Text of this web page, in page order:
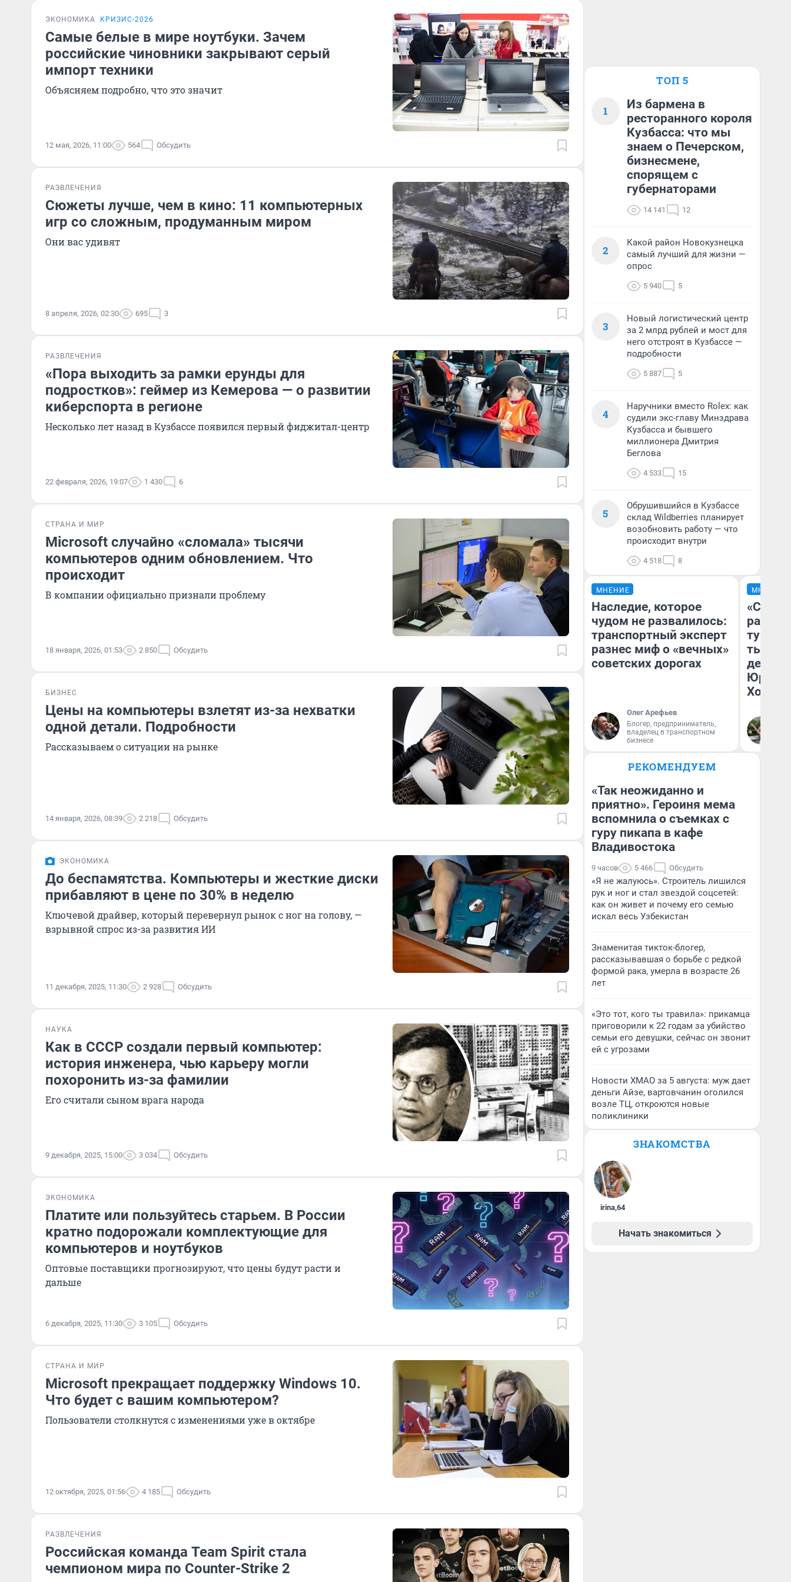
ЭКОНОМИКА КРИЗИС-2026
Самые белые в мире ноутбуки. Зачем
российские чиновники закрывают серый
импорт техники
Объясняем подробно, что это значит
12 мая, 2026, 11:00 564 Обсудить
РАЗВЛЕЧЕНИЯ
Сюжеты лучше, чем в кино: 11 компьютерных
игр со сложным, продуманным миром
Они вас удивят
8 апреля, 2026, 02:30 695 3
РАЗВЛЕЧЕНИЯ
«Пора выходить за рамки ерунды для
подростков»: геймер из Кемерова — о развитии
киберспорта в регионе
Несколько лет назад в Кузбассе появился первый фиджитал-центр
22 февраля, 2026, 19:07 1 430 6
СТРАНА И МИР
Microsoft случайно «сломала» тысячи
компьютеров одним обновлением. Что
происходит
В компании официально признали проблему
18 января, 2026, 01:53 2 850 Обсудить
БИЗНЕС
Цены на компьютеры взлетят из-за нехватки
одной детали. Подробности
Рассказываем о ситуации на рынке
14 января, 2026, 08:39 2 218 Обсудить
ЭКОНОМИКА
До беспамятства. Компьютеры и жесткие диски
прибавляют в цене по 30% в неделю
Ключевой драйвер, который перевернул рынок с ног на голову, —
взрывной спрос из-за развития ИИ
11 декабря, 2025, 11:30 2 928 Обсудить
НАУКА
Как в СССР создали первый компьютер:
история инженера, чью карьеру могли
похоронить из-за фамилии
Его считали сыном врага народа
9 декабря, 2025, 15:00 3 034 Обсудить
ЭКОНОМИКА
Платите или пользуйтесь старьем. В России
кратно подорожали комплектующие для
компьютеров и ноутбуков
Оптовые поставщики прогнозируют, что цены будут расти и
дальше
6 декабря, 2025, 11:30 3 105 Обсудить
СТРАНА И МИР
Microsoft прекращает поддержку Windows 10.
Что будет с вашим компьютером?
Пользователи столкнутся с изменениями уже в октябре
12 октября, 2025, 01:56 4 185 Обсудить
РАЗВЛЕЧЕНИЯ
Российская команда Team Spirit стала
чемпионом мира по Counter-Strike 2
ТОП 5
1
Из бармена в
ресторанного короля
Кузбасса: что мы
знаем о Печерском,
бизнесмене,
спорящем с
губернаторами
14 141 12
2
Какой район Новокузнецка
самый лучший для жизни —
опрос
5 940 5
3
Новый логистический центр
за 2 млрд рублей и мост для
него отстроят в Кузбассе —
подробности
5 887 5
4
Наручники вместо Rolex: как
судили экс-главу Минздрава
Кузбасса и бывшего
миллионера Дмитрия
Беглова
4 533 15
5
Обрушившийся в Кузбассе
склад Wildberries планирует
возобновить работу — что
происходит внутри
4 518 8
МНЕНИЕ
Наследие, которое
чудом не развалилось:
транспортный эксперт
разнес миф о «вечных»
советских дорогах
Олег Арефьев
Блогер, предприниматель,
владелец в транспортном
бизнесе
МНЕНИЕ
тысяч,
день
РЕКОМЕНДУЕМ
«Так неожиданно и
приятно». Героиня мема
вспомнила о съемках с
гуру пикапа в кафе
Владивостока
9 часов 5 466 Обсудить
«Я не жалуюсь». Строитель лишился
рук и ног и стал звездой соцсетей:
как он живет и почему его семью
искал весь Узбекистан
Знаменитая тикток-блогер,
рассказывавшая о борьбе с редкой
формой рака, умерла в возрасте 26
лет
«Это тот, кого ты травила»: прикамца
приговорили к 22 годам за убийство
семьи его девушки, сейчас он звонит
ей с угрозами
Новости ХМАО за 5 августа: муж дает
деньги Айзе, вартовчанин оголился
возле ТЦ, откроются новые
поликлиники
ЗНАКОМСТВА
irina,64
Начать знакомиться